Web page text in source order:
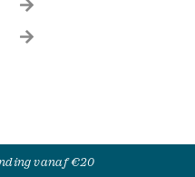
vanaf €20